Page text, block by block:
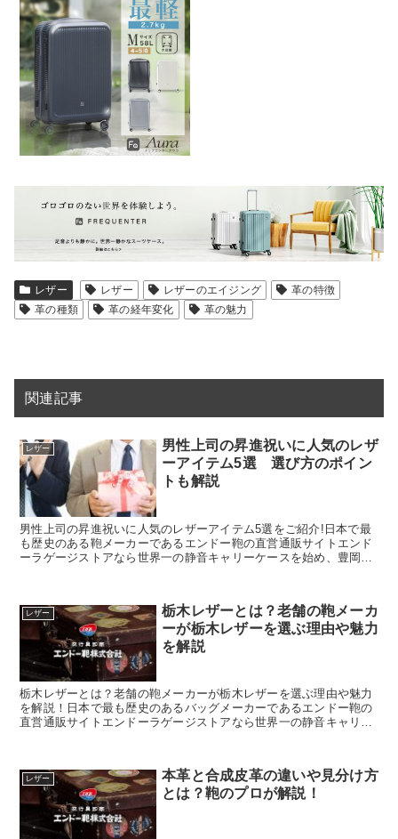
レザー レザー レザーのエイジング
革の特徴
革の種類
革の経年変化 革の魅力
関連記事
レザー
男性上司の昇進祝いに人気のレザ
ーアイテム5選 選び方のポイン
トも解説
男性上司の昇進祝いに人気のレザーアイテム5選をご紹介!日本で最
も歴史のある鞄メーカーであるエンドー鞄の直営通販サイトエンド
ーラゲージストアなら世界一の静音キャリーケースを始め、豊岡鞄
レザー
栃木レザーとは？老舗の鞄メーカ
ーが栃木レザーを選ぶ理由や魅力
を解説
栃木レザーとは？老舗の鞄メーカーが栃木レザーを選ぶ理由や魅力
を解説！日本で最も歴史のあるバッグメーカーであるエンドー鞄の
直営通販サイトエンドーラゲージストアなら世界一の静音キャリー
レザー
本革と合成皮革の違いや見分け方
とは？鞄のプロが解説！